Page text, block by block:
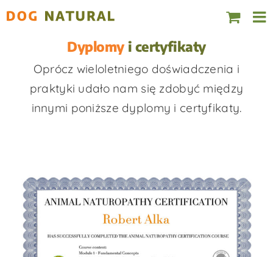
Skip
Dyplomy i certyfikaty
Oprócz wieloletniego doświadczenia i
praktyki udało nam się zdobyć między
innymi poniższe dyplomy i certyfikaty.